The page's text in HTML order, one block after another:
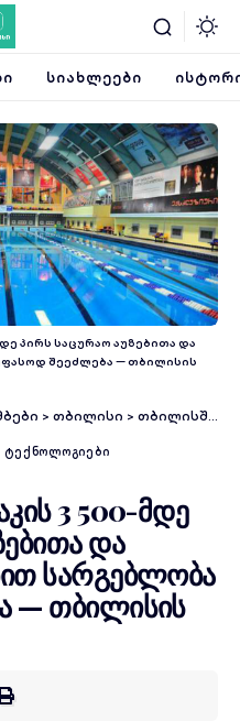
ᲡᲘᲐᲮᲚᲔᲔᲑᲘ
პირს საცურაო აუზებითა და
შეეძლება — თბილისის
> თბილისი > თბილისში 60+ ასაკის 3 500-მდე პირს საცურაო აუზებითა და ფიტნეს დარბაზებით სარგებლობა უფასოდ შეეძლება — თბილისის მერია
ᲢᲔᲥᲜᲝᲚᲝᲒᲘᲔᲑᲘ
3 500-მდე
და
სარგებლობა
— თბილისის